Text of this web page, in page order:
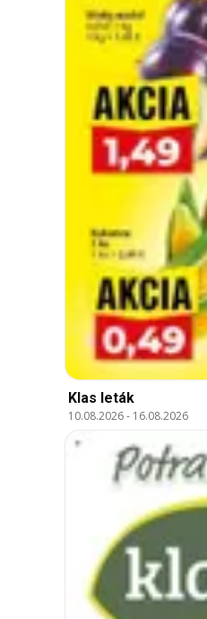
Klas leták
10.08.2026- 16.08.2026